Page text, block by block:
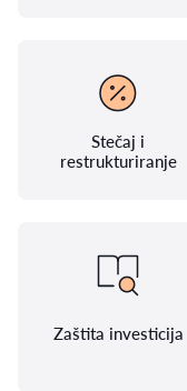
Stečaj i
restrukturiranje
Zaštita investicija